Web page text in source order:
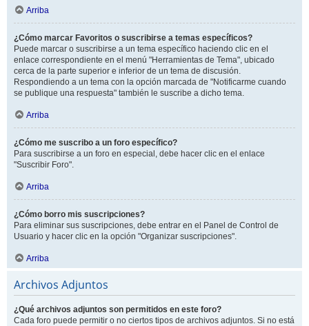
Arriba
¿Cómo marcar Favoritos o suscribirse a temas específicos?
Puede marcar o suscribirse a un tema específico haciendo clic en el
enlace correspondiente en el menú "Herramientas de Tema", ubicado
cerca de la parte superior e inferior de un tema de discusión.
Respondiendo a un tema con la opción marcada de "Notificarme cuando
se publique una respuesta" también le suscribe a dicho tema.
Arriba
¿Cómo me suscribo a un foro específico?
Para suscribirse a un foro en especial, debe hacer clic en el enlace
"Suscribir Foro".
Arriba
¿Cómo borro mis suscripciones?
Para eliminar sus suscripciones, debe entrar en el Panel de Control de
Usuario y hacer clic en la opción "Organizar suscripciones".
Arriba
Archivos Adjuntos
¿Qué archivos adjuntos son permitidos en este foro?
Cada foro puede permitir o no ciertos tipos de archivos adjuntos. Si no está